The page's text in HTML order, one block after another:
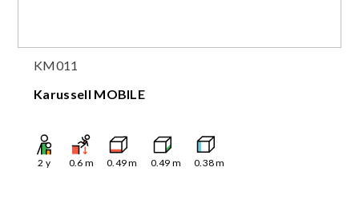
KM011
Karussell MOBILE
2 y 0.6 m 0.49m 0.49 m 0.38m